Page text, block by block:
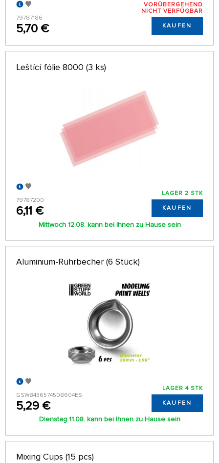
79787186
5,70 €
VORÜBERGEHEND
NICHT VERFÜGBAR
KAUFEN
Leštící fólie 8000 (3 ks)
79787200
6,11 €
LAGER 2 STK
KAUFEN
Mittwoch 12.08. kann bei Ihnen zu Hause sein
Aluminium-Rührbecher (6 Stück)
GSW8436574508604ES
5,29 €
LAGER 4 STK
KAUFEN
Dienstag 11.08. kann bei Ihnen zu Hause sein
Mixing Cups (15 pcs)